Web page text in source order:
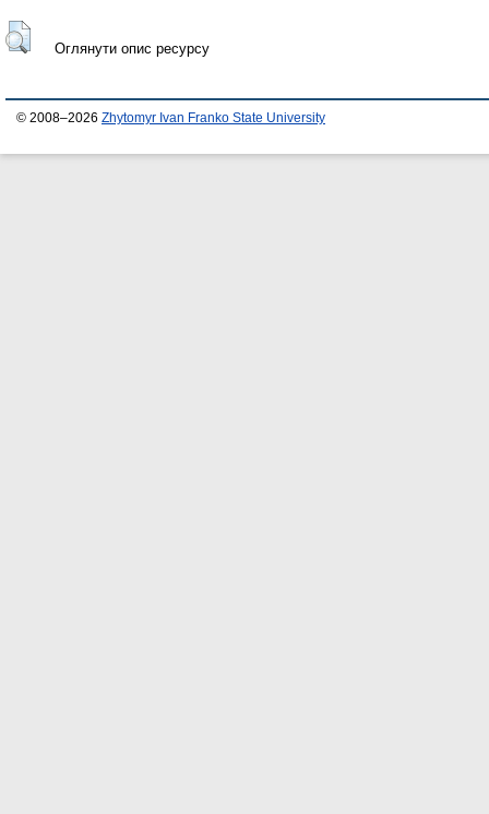
Оглянути опис ресурсу
© 2008–2026 Zhytomyr Ivan Franko State University